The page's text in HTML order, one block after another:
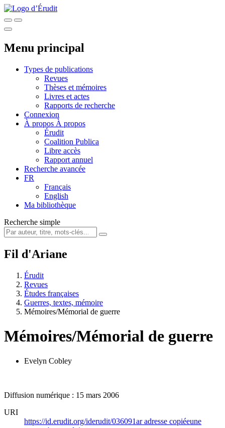
Menu principal
Types de publications
Revues
Thèses et mémoires
Livres et actes
Rapports de recherche
Connexion
À propos À propos
Érudit
Coalition Publica
Libre accès
Rapport annuel
Recherche avancée
FR
Français
English
Ma bibliothèque
Recherche simple
Fil d'Ariane
Érudit
Revues
Études françaises
Guerres, textes, mémoire
Mémoires/Mémorial de guerre
Mémoires/Mémorial de guerre
Evelyn Cobley
Diffusion numérique : 15 mars 2006
URI
https://id.erudit.org/iderudit/036091aradresse copiéeune